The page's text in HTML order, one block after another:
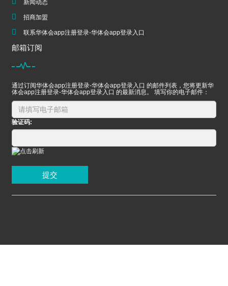
新闻动态
招商加盟
联系华体会app注册登录-华体会app登录入口
邮箱订阅
通过订阅华体会app注册登录-华体会app登录入口 的邮件列表，您将更新华
体会app注册登录-华体会app登录入口 的最新消息。 填写你的电子邮件：
验证码:
提交